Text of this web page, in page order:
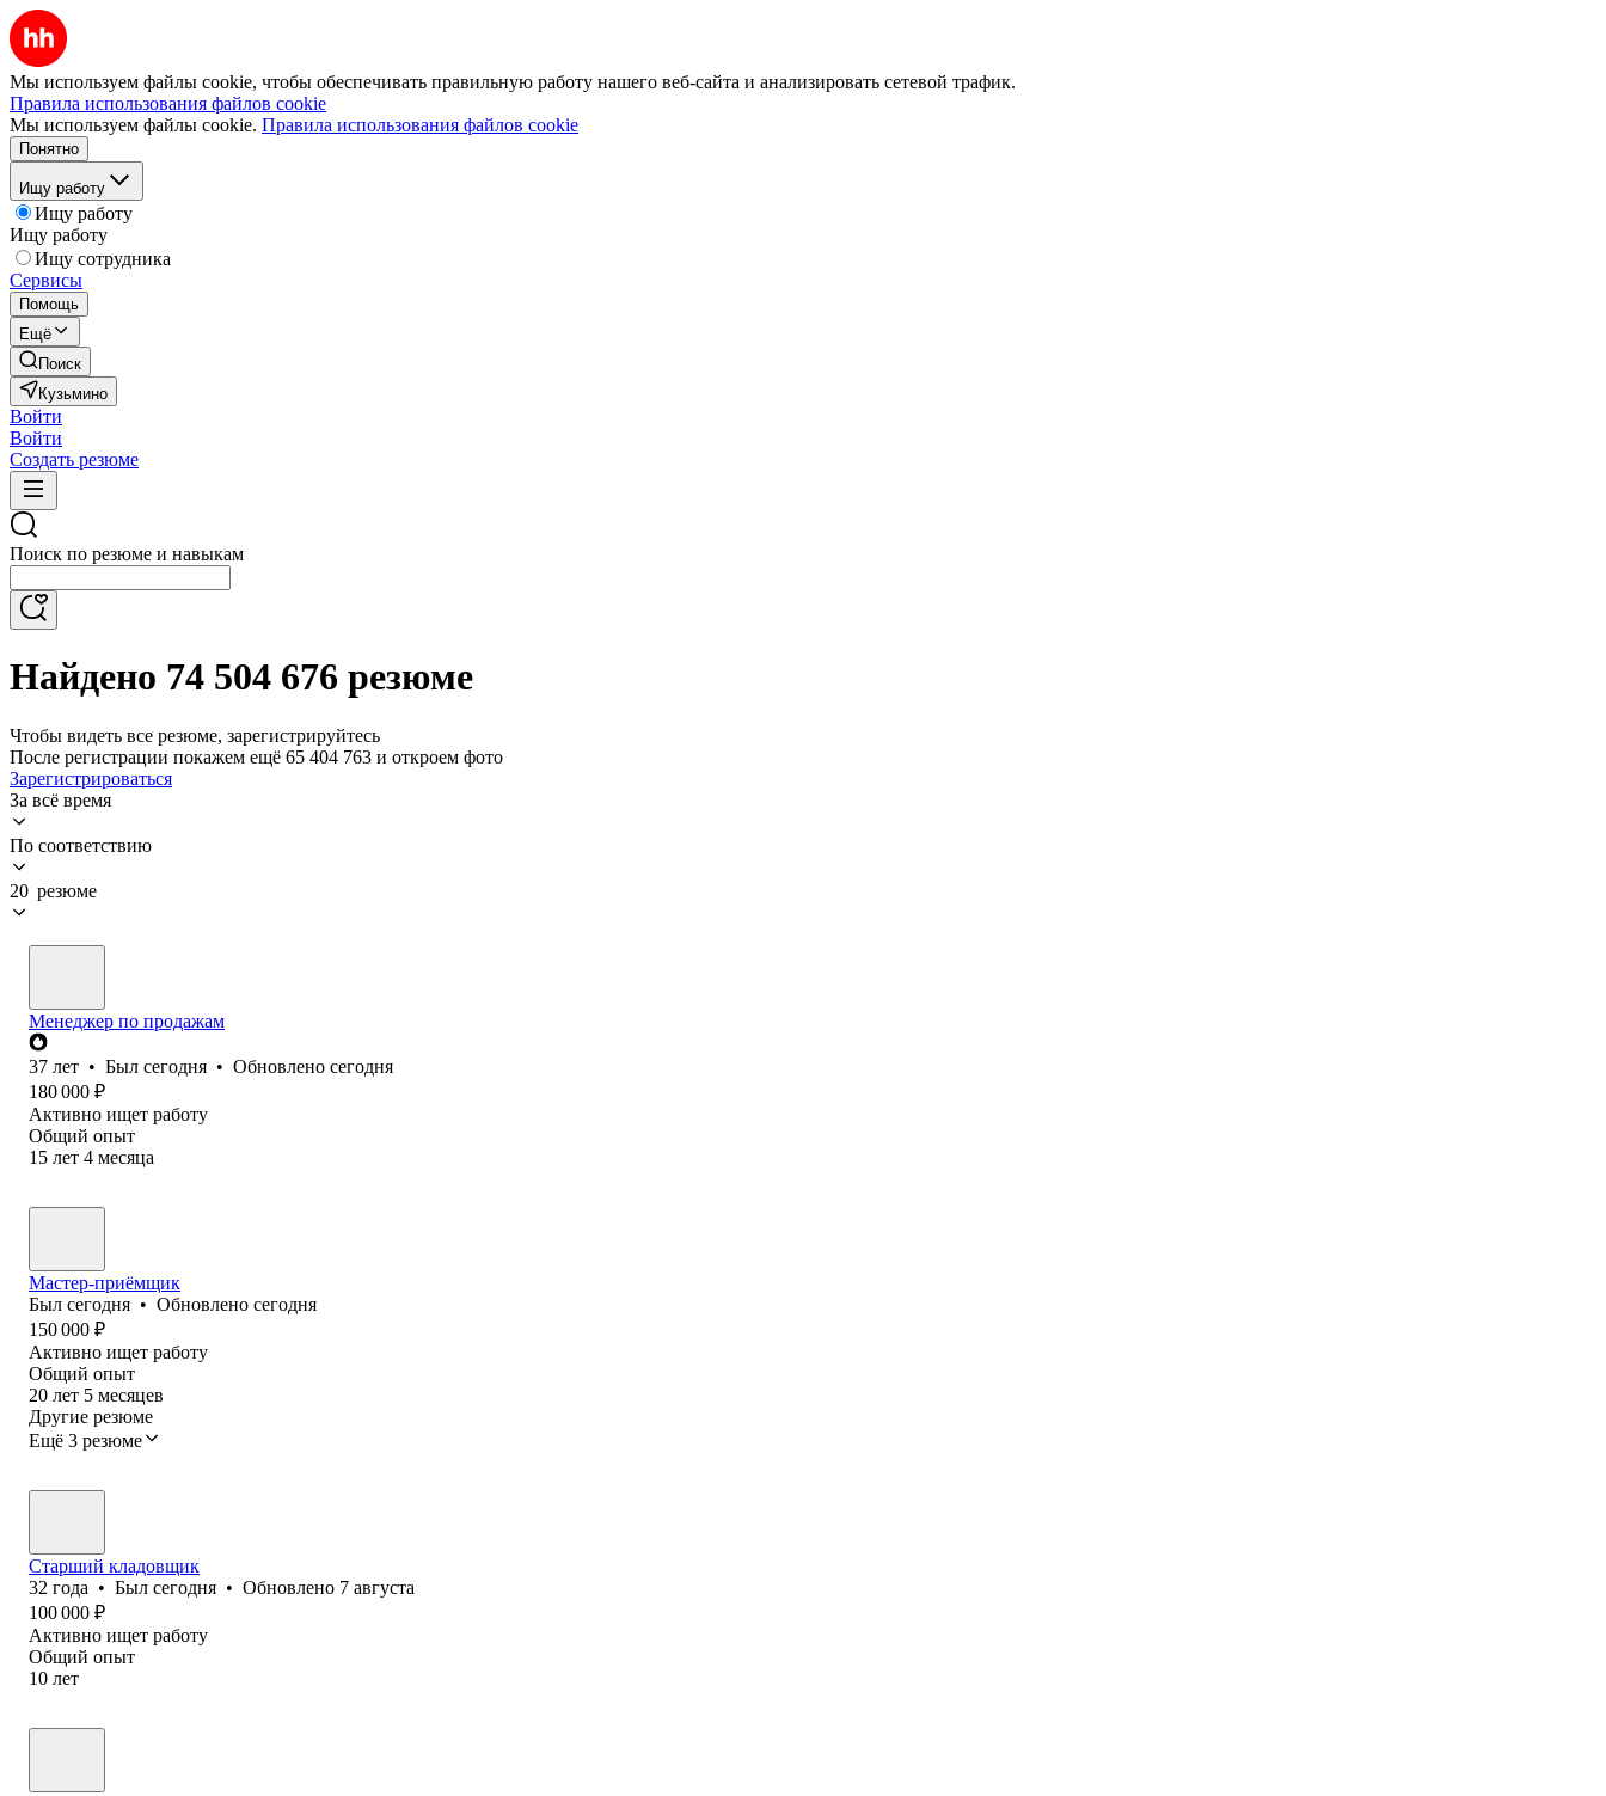
Мы используем файлы cookie, чтобы обеспечивать правильную работу нашего веб-сайта и анализировать сетевой трафик.
Правила использования файлов cookie
Мы используем файлы cookie. Правила использования файлов cookie
Понятно
Ищу работу
Ищу работу
Ищу работу
Ищу сотрудника
Сервисы
Помощь
Ещё
Поиск
Кузьмино
Войти
Войти
Создать резюме
Поиск по резюме и навыкам
Найдено 74 504 676 резюме
Чтобы видеть все резюме, зарегистрируйтесь
После регистрации покажем ещё 65 404 763 и откроем фото
Зарегистрироваться
За всё время
По соответствию
20 резюме
Менеджер по продажам
37 лет • Был сегодня • Обновлено сегодня
180 000 ₽
Активно ищет работу
Общий опыт
15 лет 4 месяца
Мастер-приёмщик
Был сегодня • Обновлено сегодня
150 000 ₽
Активно ищет работу
Общий опыт
20 лет 5 месяцев
Другие резюме
Ещё 3 резюме
Старший кладовщик
32 года • Был сегодня • Обновлено 7 августа
100 000 ₽
Активно ищет работу
Общий опыт
10 лет